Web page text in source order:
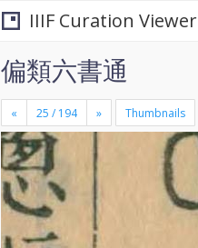
IIIF Curation Viewer
偏類六書通
« » Thumbnails
+
-